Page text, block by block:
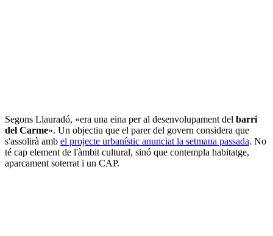
Segons Llauradó, «era una eina per al desenvolupament del barri
del Carme». Un objectiu que el parer del govern considera que
s'assolirà amb el projecte urbanístic anunciat la setmana passada. No
té cap element de l'àmbit cultural, sinó que contempla habitatge,
aparcament soterrat i un CAP.